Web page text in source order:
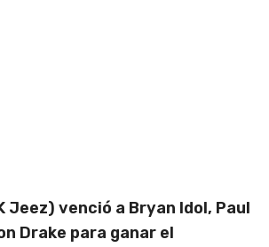
Jeez) venció a Bryan Idol, Paul
Drake para ganar el